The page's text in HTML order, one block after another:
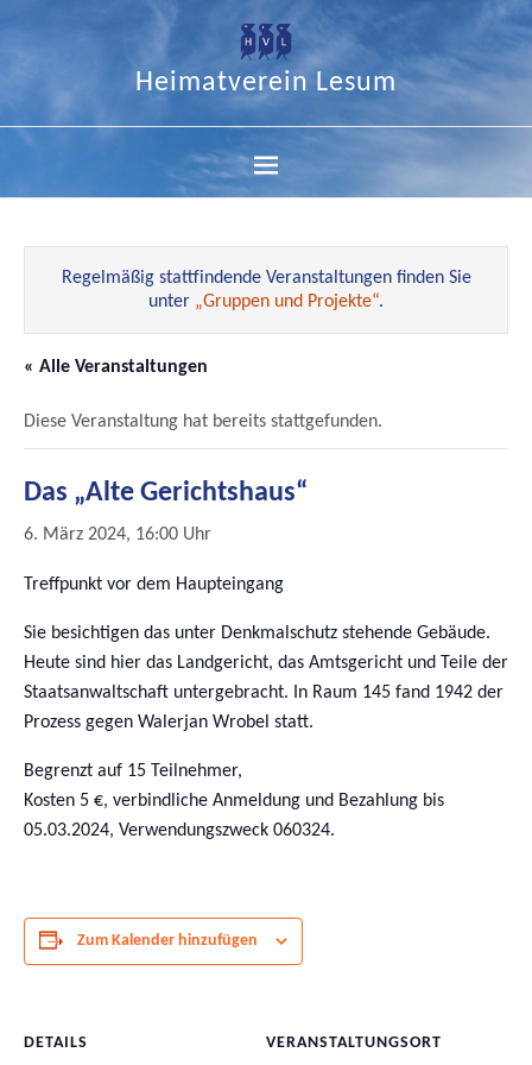
Heimatverein Lesum
Regelmäßig stattfindende Veranstaltungen finden Sie
unter „Gruppen und Projekte“.
« Alle Veranstaltungen
Diese Veranstaltung hat bereits stattgefunden.
Das „Alte Gerichtshaus“
6. März 2024, 16:00 Uhr
Treffpunkt vor dem Haupteingang
Sie besichtigen das unter Denkmalschutz stehende Gebäude.
Heute sind hier das Landgericht, das Amtsgericht und Teile der
Staatsanwaltschaft untergebracht. In Raum 145 fand 1942 der
Prozess gegen Walerjan Wrobel statt.
Begrenzt auf 15 Teilnehmer,
Kosten 5 €, verbindliche Anmeldung und Bezahlung bis
05.03.2024, Verwendungszweck 060324.
Zum Kalender hinzufügen
DETAILS VERANSTALTUNGSORT